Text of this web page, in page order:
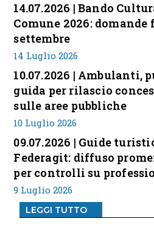
14.07.2026 | Bando
Comune 2026: domande
settembre
14 Luglio 2026
10.07.2026 | Ambulanti,
guida per rilascio
sulle aree pubbliche
10 Luglio 2026
09.07.2026 | Guide
Federagit: diffuso
per controlli su
9 Luglio 2026
LEGGI TUTTO